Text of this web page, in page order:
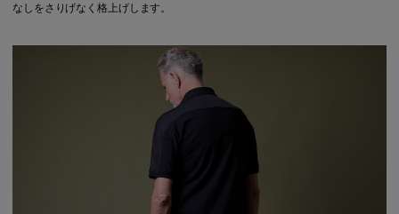
なしをさりげなく格上げします。